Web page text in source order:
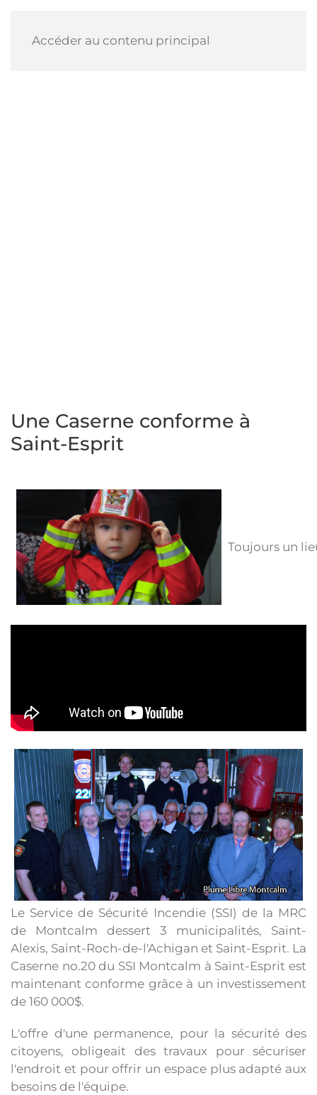
Accéder au contenu principal
Une Caserne conforme à
Saint-Esprit
Toujours un
Le Service de Sécurité Incendie (SSI) de la MRC
de Montcalm dessert 3 municipalités, Saint-
Alexis, Saint-Roch-de-l'Achigan et Saint-Esprit. La
Caserne no.20 du SSI Montcalm à Saint-Esprit est
maintenant conforme grâce à un investissement
de 160 000$.
L'offre d'une permanence, pour la sécurité des
citoyens, obligeait des travaux pour sécuriser
l'endroit et pour offrir un espace plus adapté aux
besoins de l'équipe.